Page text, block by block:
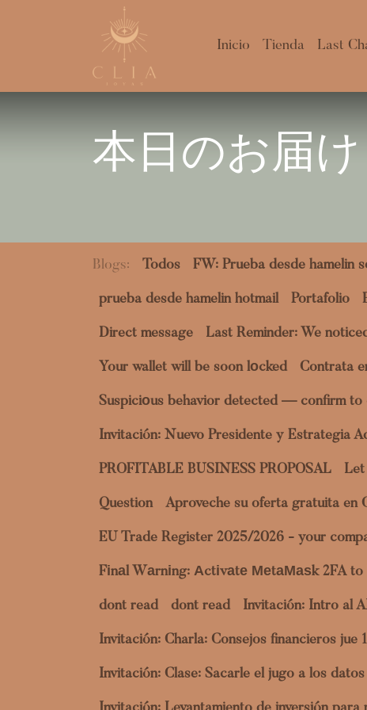
Inicio Tienda Last
本‌日のお届け
Blogs: Todos FW: Prueba desde hamelin
prueba desde hamelin hotmail Portafolio
Direct message Last Reminder: We
Your wallet will be soon lоcked Contrata
Suspiciоus behavior detected — confirm to
Invitación: Nuevo Presidente y Estrategia
PROFITABLE BUSINESS PROPOSAL Let
Question Aproveche su oferta gratuita en
EU Trade Register 2025/2026 - your
Fіnаl Wаrnіng: Аctіvаtе МеtаМаѕk 2FA to
dont read dont read Invitación: Intro al
Invitación: Charla: Consejos financieros jue
Invitación: Clase: Sacarle el jugo a los